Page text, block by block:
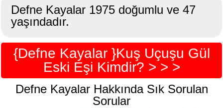
Defne Kayalar 1975 doğumlu ve 47
yaşındadır.
{Defne Kayalar }Kuş Uçuşu Gül
Eski Eşi Kimdir? > > >
Defne Kayalar Hakkında Sık Sorulan
Sorular